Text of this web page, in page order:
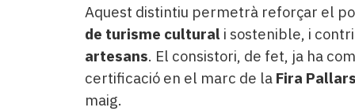
Aquest distintiu permetrà reforçar el
de turisme cultural i sostenible, i
artesans. El consistori, de fet, ja ha
certificació en el marc de la Fira
maig.